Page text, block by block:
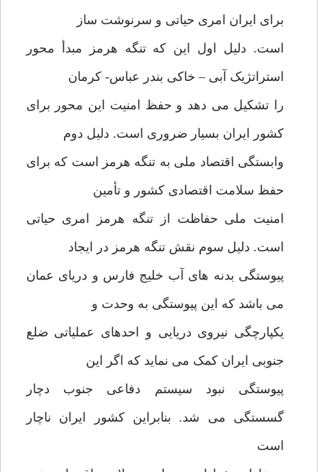
برای ایران امری حیاتی و سرنوشت ساز
است. دلیل اول این که تنگه هرمز مبدأ محور
استراتژیک آبی – خاکی بندر عباس- کرمان
را تشکیل می دهد و حفظ امنیت این محور برای
کشور ایران بسیار ضروری است. دلیل دوم
وابستگی اقتصاد ملی به تنگه هرمز است که برای
حفظ سلامت اقتصادی کشور و تأمین
امنیت ملی حفاظت از تنگه هرمز امری حیاتی
است. دلیل سوم نقش تنگه هرمز در ایجاد
پیوستگی بدنه های آب خلیج فارس و دریای عمان
می باشد که این پیوستگی به وحدت و
یکپارچگی نیروی دریایی و احدهای عملیاتی ضلع
جنوبی ایران کمک می نماید که اگر این
پیوستگی نبود سیستم دفاعی جنوب دچار
گسستگی می شد. بنابراین کشور ایران ناچار
است